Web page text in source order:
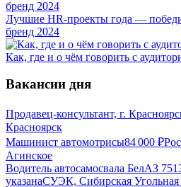
Лучшие HR-проекты года —
бренд 2024
Как, где и о чём говорить с
Вакансии дня
Продавец-консультант, г.
Красноярск
Машинист автомотрисы84 000 ₽
Агинское
Водитель автосамосвала БелАЗ
указанаСУЭК, Сибирская Угольная